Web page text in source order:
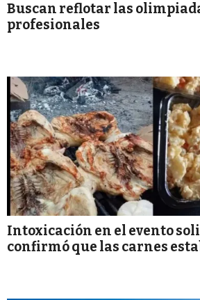
Buscan reflotar las
profesionales
Intoxicación en el evento
confirmó que las carnes